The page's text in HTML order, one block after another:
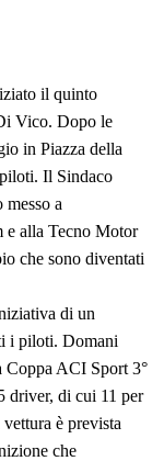
il quinto
Vico. Dopo le
in Piazza della
Il Sindaco
a
e alla Tecno Motor
che sono diventati
di un
i piloti. Domani
Coppa ACI Sport 3°
driver, di cui 11 per
è prevista
che